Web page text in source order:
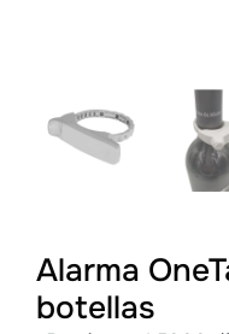
Alarma
botellas